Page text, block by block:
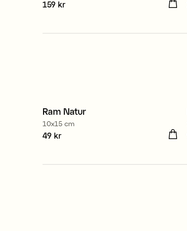
Pris :159 kr
159 kr
3 för 2
Ram Natur
10x15 cm
Pris:
49 kr